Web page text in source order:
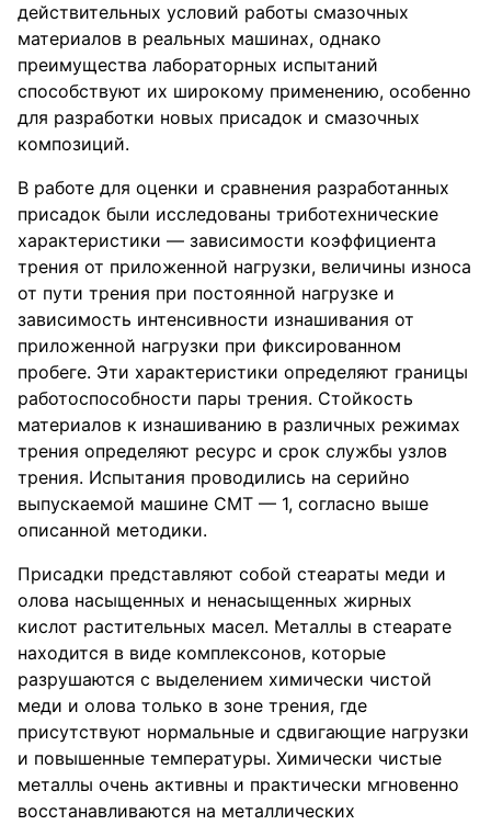
действительных условий работы смазочных
материалов в реальных машинах, однако
преимущества лабораторных испытаний
способствуют их широкому применению, особенно
для разработки новых присадок и смазочных
композиций.
В работе для оценки и сравнения разработанных
присадок были исследованы триботехнические
характеристики — зависимости коэффициента
трения от приложенной нагрузки, величины износа
от пути трения при постоянной нагрузке и
зависимость интенсивности изнашивания от
приложенной нагрузки при фиксированном
пробеге. Эти характеристики определяют границы
работоспособности пары трения. Стойкость
материалов к изнашиванию в различных режимах
трения определяют ресурс и срок службы узлов
трения. Испытания проводились на серийно
выпускаемой машине СМТ — 1, согласно выше
описанной методики.
Присадки представляют собой стеараты меди и
олова насыщенных и ненасыщенных жирных
кислот растительных масел. Металлы в стеарате
находится в виде комплексонов, которые
разрушаются с выделением химически чистой
меди и олова только в зоне трения, где
присутствуют нормальные и сдвигающие нагрузки
и повышенные температуры. Химически чистые
металлы очень активны и практически мгновенно
восстанавливаются на металлических